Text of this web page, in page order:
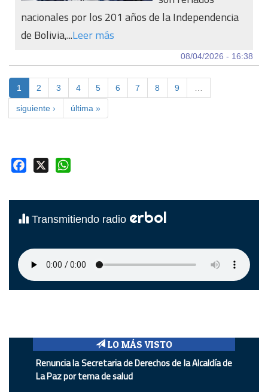
nacionales por los 201 años de la Independencia
de Bolivia,...Leer más
08/04/2026 - 16:38
1 2 3 4 5 6 7 8 9
siguiente › última »
Facebook
Transmitiendo radio erbol
LO MÁS VISTO
Renuncia la Secretaria de Derechos de la Alcaldía de
La Paz por tema de salud